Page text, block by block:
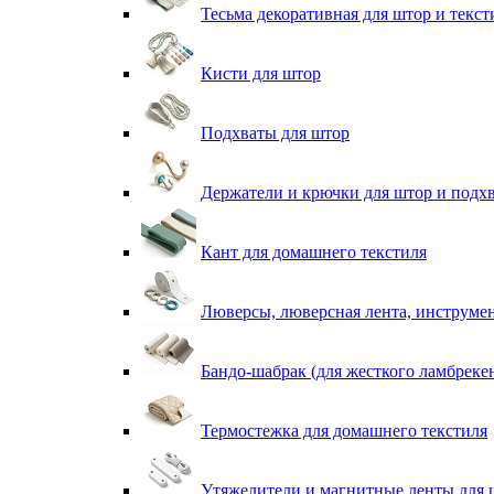
Тесьма декоративная для штор и
Кисти для штор
Подхваты для штор
Держатели и крючки для штор и
Кант для домашнего текстиля
Люверсы, люверсная лента,
Бандо-шабрак (для жесткого
Термостежка для домашнего текстиля
Утяжелители и магнитные ленты для